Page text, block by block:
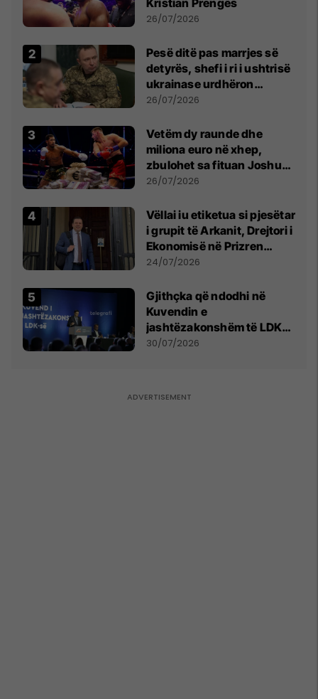
Kristian Prengës
26/07/2026
Pesë ditë pas marrjes së
detyrës, shefi i ri i ushtrisë
ukrainase urdhëron
kontroll të madh
26/07/2026
Vetëm dy raunde dhe
miliona euro në xhep,
zbulohet sa fituan Joshua
e Prenga
26/07/2026
Vëllai iu etiketua si pjesëtar
i grupit të Arkanit, Drejtori i
Ekonomisë në Prizren
mohon pretendimet
24/07/2026
Gjithçka që ndodhi në
Kuvendin e
jashtëzakonshëm të LDK-
së
30/07/2026